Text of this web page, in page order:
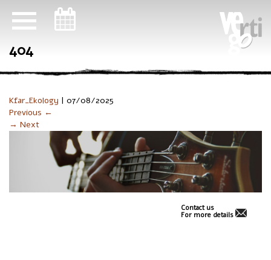
404
Kfar_Ekology | 07/08/2025
Previous ←
→ Next
Contact us
For more details